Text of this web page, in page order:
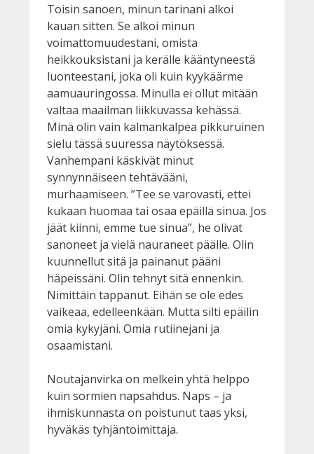
Toisin sanoen, minun tarinani alkoi
kauan sitten. Se alkoi minun
voimattomuudestani, omista
heikkouksistani ja kerälle kääntyneestä
luonteestani, joka oli kuin kyykäärme
aamuauringossa. Minulla ei ollut mitään
valtaa maailman liikkuvassa kehässä.
Minä olin vain kalmankalpea pikkuruinen
sielu tässä suuressa näytöksessä.
Vanhempani käskivät minut
synnynnäiseen tehtävääni,
murhaamiseen. ”Tee se varovasti, ettei
kukaan huomaa tai osaa epäillä sinua. Jos
jäät kiinni, emme tue sinua”, he olivat
sanoneet ja vielä nauraneet päälle. Olin
kuunnellut sitä ja painanut pääni
häpeissäni. Olin tehnyt sitä ennenkin.
Nimittäin tappanut. Eihän se ole edes
vaikeaa, edelleenkään. Mutta silti epäilin
omia kykyjäni. Omia rutiinejani ja
osaamistani.
Noutajanvirka on melkein yhtä helppo
kuin sormien napsahdus. Naps – ja
ihmiskunnasta on poistunut taas yksi,
hyväkäs tyhjäntoimittaja.